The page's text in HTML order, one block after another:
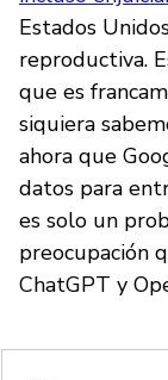
Estados
reproductiva.
que es
siquiera
ahora que
datos para
es solo un
preocupación
ChatGPT y